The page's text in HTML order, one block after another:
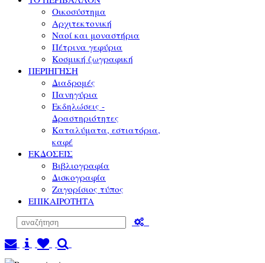
Οικοσύστημα
Αρχιτεκτονική
Ναοί και μοναστήρια
Πέτρινα γεφύρια
Κοσμική ζωγραφική
ΠΕΡΙΗΓΗΣΗ
Διαδρομές
Πανηγύρια
Εκδηλώσεις -
Δραστηριότητες
Καταλύματα, εστιατόρια,
καφέ
ΕΚΔΟΣΕΙΣ
Βιβλιογραφία
Δισκογραφία
Ζαγορίσιος τύπος
ΕΠΙΚΑΙΡΟΤΗΤΑ